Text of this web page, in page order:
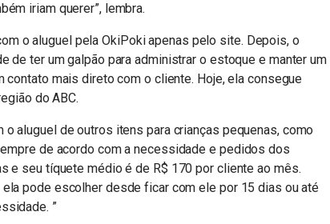
iriam querer”, lembra.
o aluguel pela OkiPoki apenas pelo site. Depois, o
de ter um galpão para administrar o estoque e manter um
mais direto com o cliente. Hoje, ela consegue
do ABC.
aluguel de outros itens para crianças pequenas, como
de acordo com a necessidade e pedidos dos
e seu tíquete médio é de R$ 170 por cliente ao mês.
ela pode escolher desde ficar com ele por 15 dias ou até
”